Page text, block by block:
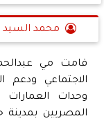
محمد
قامت مي
الاجتماعي ودعم
وحدات العمارات
المصريين